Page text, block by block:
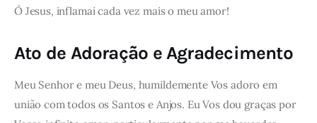
Ó Jesus, inflamai cada vez mais o meu amor!
Ato de Adoração e Agradecimento
Meu Senhor e meu Deus, humildemente Vos adoro em
união com todos os Santos e Anjos. Eu Vos dou graças por